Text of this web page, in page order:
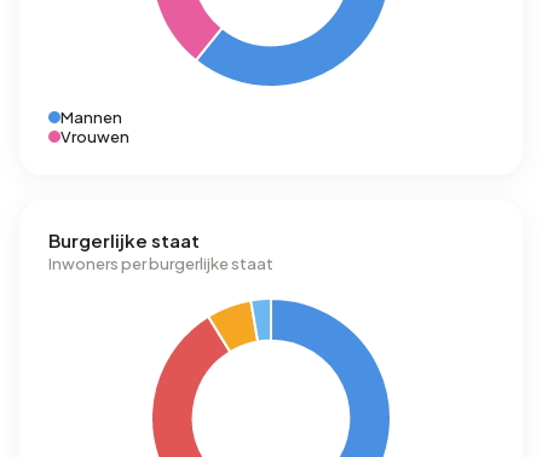
Mannen
Vrouwen
Burgerlijke staat
Inwoners per burgerlijke staat